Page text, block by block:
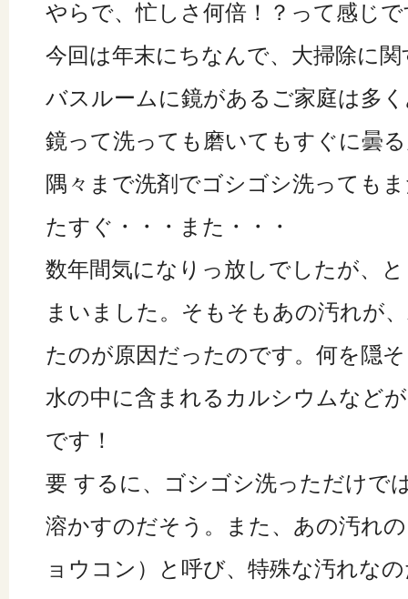
やらで、忙しさ何倍！？って感じ
今回は年末にちなんで、大掃除に
バスルームに鏡があるご家庭は多
鏡って洗っても磨いてもすぐに曇
隅々まで洗剤でゴシゴシ洗っても
たすぐ・・・また・・・
数年間気になりっ放しでしたが、
まいました。そもそもあの汚れが
たのが原因だったのです。何を隠
水の中に含まれるカルシウムなど
です！
要 するに、ゴシゴシ洗っただけで
溶かすのだそう。また、あの汚れ
ョウコン）と呼び、特殊な汚れな